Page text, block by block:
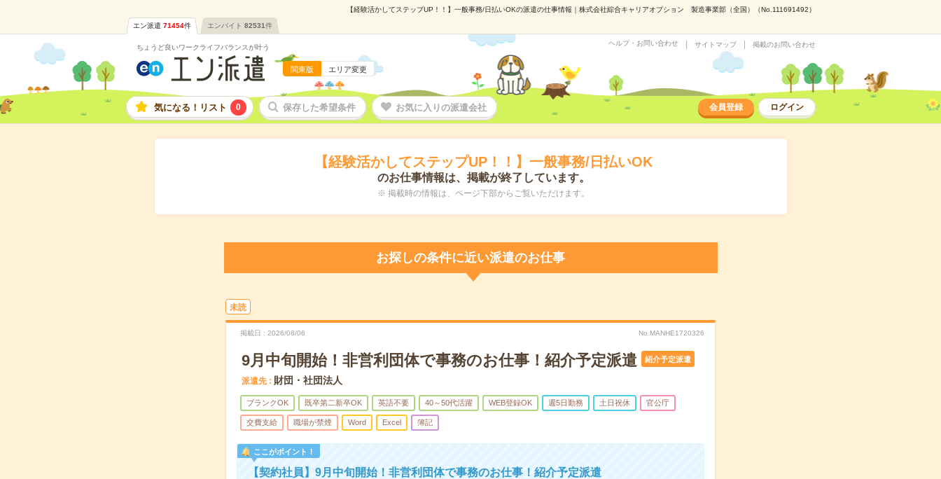
【経験活かしてステップUP！！】一般事務/日払いOKの派遣の仕事情報｜株式会社綜合キャリアオプション 製造事業部（全国）（No.111691492）
エン派遣 71454件 エンバイト 82531件
ちょうど良いワークライフバランスが叶う
関東版 エリア変更
ヘルプ・お問い合わせ サイトマップ 掲載のお問い合わせ
気になる！リスト 0 保存した希望条件 お気に入りの派遣会社 会員登録 ログイン
【経験活かしてステップUP！！】一般事務/日払いOK
のお仕事情報は、掲載が終了しています。
※ 掲載時の情報は、ページ下部からご覧いただけます。
お探しの条件に近い派遣のお仕事
未読
掲載日 2026/08/06 No.MANHE1720326
9月中旬開始！非営利団体で事務のお仕事！紹介予定派遣 紹介予定派遣
派遣先 財団・社団法人
ブランクOK 既卒第二新卒OK 英語不要 40～50代活躍 WEB登録OK 週5日勤務 土日祝休 官公庁
交費支給 職場が禁煙 Word Excel 簿記
ここがポイント！
【契約社員】9月中旬開始！非営利団体で事務のお仕事！紹介予定派遣